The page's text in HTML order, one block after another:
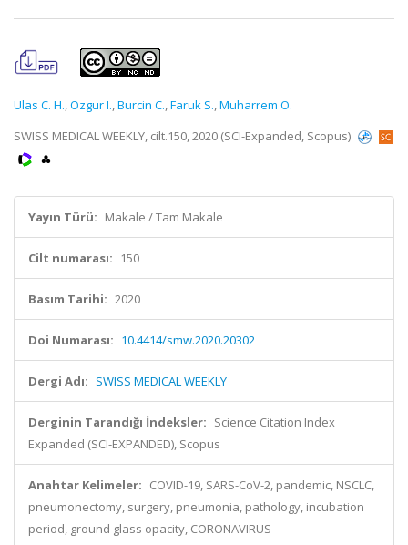
Ulas C. H.,Ozgur I.,Burcin C.,Faruk S.,Muharrem O.
SWISS MEDICAL WEEKLY, cilt.150, 2020 (SCI-Expanded, Scopus)
Yayın Türü: Makale / Tam Makale
Cilt numarası: 150
Basım Tarihi: 2020
Doi Numarası: 10.4414/smw.2020.20302
Dergi Adı: SWISS MEDICAL WEEKLY
Derginin Tarandığı İndeksler: Science Citation Index
Expanded (SCI-EXPANDED), Scopus
Anahtar Kelimeler: COVID-19, SARS-CoV-2, pandemic, NSCLC,
pneumonectomy, surgery, pneumonia, pathology, incubation
period, ground glass opacity, CORONAVIRUS